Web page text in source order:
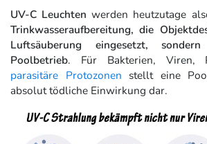
UV-C Leuchten werden heutzutage
Trinkwasseraufbereitung, die
Luftsäuberung eingesetzt,
Poolbetrieb. Für Bakterien, Viren,
parasitäre Protozonen stellt eine
absolut tödliche Einwirkung dar.